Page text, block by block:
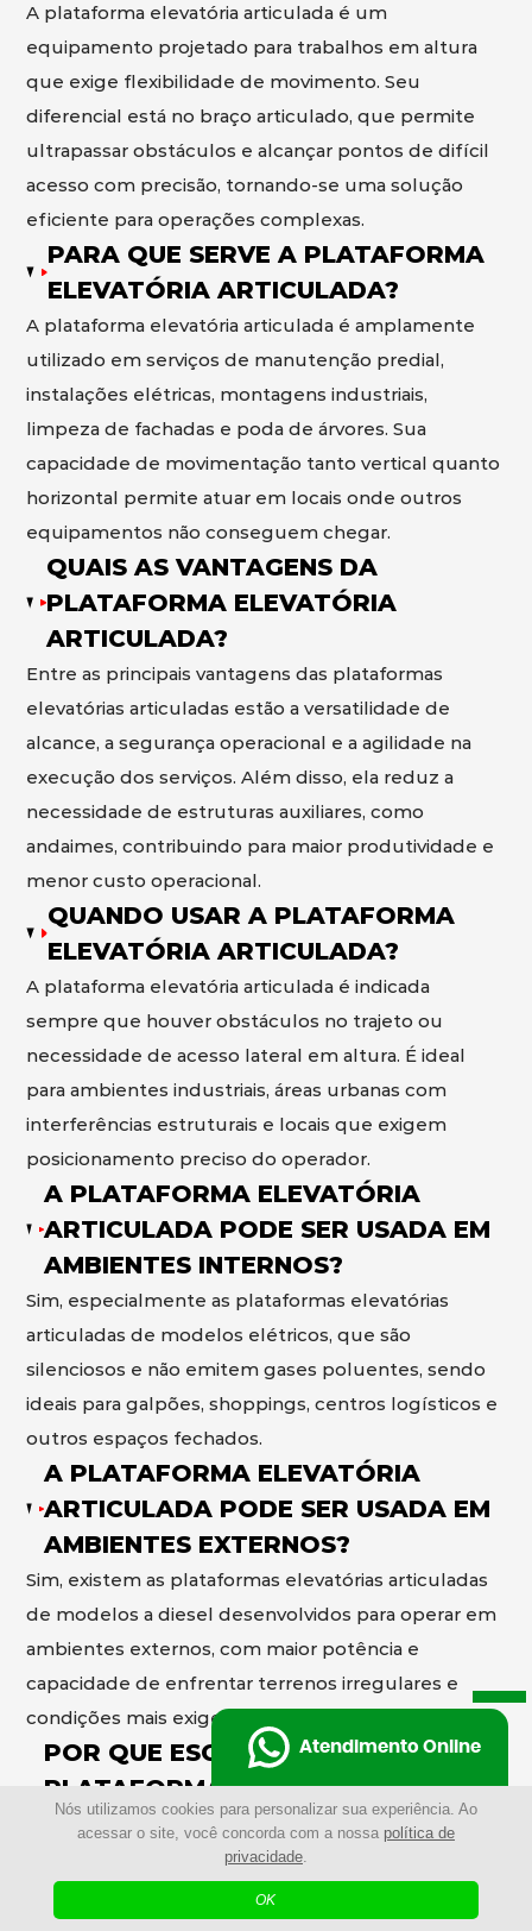
Nós utilizamos cookies para personalizar sua experiência. Ao
acessar o site, você concorda com a nossa política de
privacidade.
OK
A plataforma elevatória articulada é um
equipamento projetado para trabalhos em altura
que exige flexibilidade de movimento. Seu
diferencial está no braço articulado, que permite
ultrapassar obstáculos e alcançar pontos de difícil
acesso com precisão, tornando-se uma solução
eficiente para operações complexas.
PARA QUE SERVE A PLATAFORMA
ELEVATÓRIA ARTICULADA?
A plataforma elevatória articulada é amplamente
utilizado em serviços de manutenção predial,
instalações elétricas, montagens industriais,
limpeza de fachadas e poda de árvores. Sua
capacidade de movimentação tanto vertical quanto
horizontal permite atuar em locais onde outros
equipamentos não conseguem chegar.
QUAIS AS VANTAGENS DA
PLATAFORMA ELEVATÓRIA
ARTICULADA?
Entre as principais vantagens das plataformas
elevatórias articuladas estão a versatilidade de
alcance, a segurança operacional e a agilidade na
execução dos serviços. Além disso, ela reduz a
necessidade de estruturas auxiliares, como
andaimes, contribuindo para maior produtividade e
menor custo operacional.
QUANDO USAR A PLATAFORMA
ELEVATÓRIA ARTICULADA?
A plataforma elevatória articulada é indicada
sempre que houver obstáculos no trajeto ou
necessidade de acesso lateral em altura. É ideal
para ambientes industriais, áreas urbanas com
interferências estruturais e locais que exigem
posicionamento preciso do operador.
A PLATAFORMA ELEVATÓRIA
ARTICULADA PODE SER USADA EM
AMBIENTES INTERNOS?
Sim, especialmente as plataformas elevatórias
articuladas de modelos elétricos, que são
silenciosos e não emitem gases poluentes, sendo
ideais para galpões, shoppings, centros logísticos e
outros espaços fechados.
A PLATAFORMA ELEVATÓRIA
ARTICULADA PODE SER USADA EM
AMBIENTES EXTERNOS?
Sim, existem as plataformas elevatórias articuladas
de modelos a diesel desenvolvidos para operar em
ambientes externos, com maior potência e
capacidade de enfrentar terrenos irregulares e
condições mais exigentes.
POR QUE ESCOLHER A
PLATAFORMA ELEVATÓRIA
ARTICULADA AO INVÉS DE
Mais rápida de montar
Atendimento Online